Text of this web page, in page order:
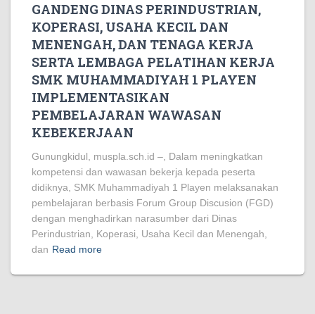
GANDENG DINAS PERINDUSTRIAN,
KOPERASI, USAHA KECIL DAN
MENENGAH, DAN TENAGA KERJA
SERTA LEMBAGA PELATIHAN KERJA
SMK MUHAMMADIYAH 1 PLAYEN
IMPLEMENTASIKAN
PEMBELAJARAN WAWASAN
KEBEKERJAAN
Gunungkidul, muspla.sch.id –, Dalam meningkatkan
kompetensi dan wawasan bekerja kepada peserta
didiknya, SMK Muhammadiyah 1 Playen melaksanakan
pembelajaran berbasis Forum Group Discusion (FGD)
dengan menghadirkan narasumber dari Dinas
Perindustrian, Koperasi, Usaha Kecil dan Menengah,
dan Read more